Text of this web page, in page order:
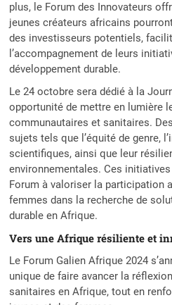
plus, le Forum des Innovateurs
jeunes créateurs africains
des investisseurs potentiels,
l’accompagnement de leurs
développement durable.
Le 24 octobre sera dédié à la
opportunité de mettre en lumière
communautaires et sanitaires.
sujets tels que l’équité de genre,
scientifiques, ainsi que leur
environnementales. Ces
Forum à valoriser la participation
femmes dans la recherche de
durable en Afrique.
Vers une Afrique résiliente et
Le Forum Galien Afrique 2024
unique de faire avancer la
sanitaires en Afrique, tout en